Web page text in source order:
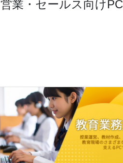
営業・セールス向けPC